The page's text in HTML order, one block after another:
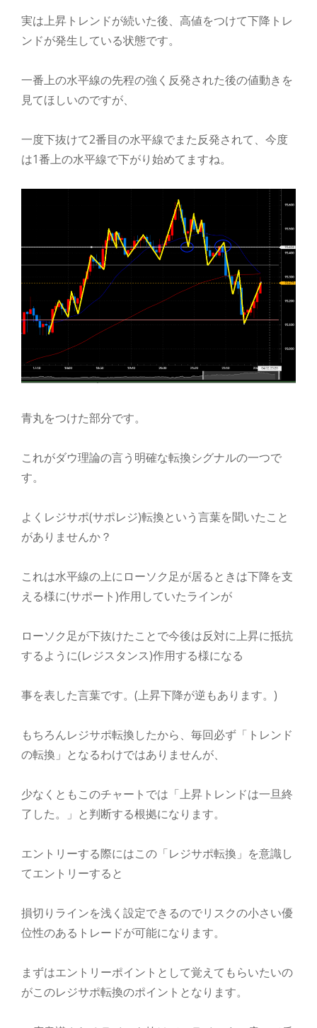
実は上昇トレンドが続いた後、高値をつけて下降トレ
ンドが発生している状態です。
一番上の水平線の先程の強く反発された後の値動きを
見てほしいのですが、
一度下抜けて2番目の水平線でまた反発されて、今度
は1番上の水平線で下がり始めてますね。
青丸をつけた部分です。
これがダウ理論の言う明確な転換シグナルの一つで
す。
よくレジサポ(サポレジ)転換という言葉を聞いたこと
がありませんか？
これは水平線の上にローソク足が居るときは下降を支
える様に(サポート)作用していたラインが
ローソク足が下抜けたことで今後は反対に上昇に抵抗
するように(レジスタンス)作用する様になる
事を表した言葉です。(上昇下降が逆もあります。)
もちろんレジサポ転換したから、毎回必ず「トレンド
の転換」となるわけではありませんが、
少なくともこのチャートでは「上昇トレンドは一旦終
了した。」と判断する根拠になります。
エントリーする際にはこの「レジサポ転換」を意識し
てエントリーすると
損切りラインを浅く設定できるのでリスクの小さい優
位性のあるトレードが可能になります。
まずはエントリーポイントとして覚えてもらいたいの
がこのレジサポ転換のポイントとなります。